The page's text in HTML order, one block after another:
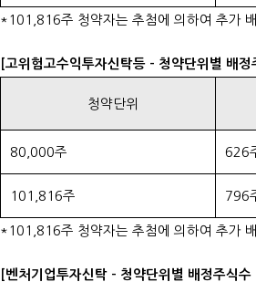
*101,816주 청약자는 추첨에 의하여 추가
[고위험고수익투자신탁등 - 청약단위별 배정
청약단위
80,000주 626
101,816주 796
*101,816주 청약자는 추첨에 의하여 추가
[벤처기업투자신탁 - 청약단위별 배정주식수